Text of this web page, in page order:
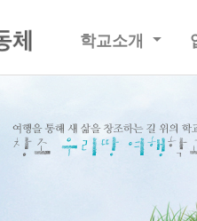
학교소개